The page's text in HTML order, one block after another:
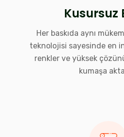
Kusursuz
Her baskıda aynı
teknolojisi sayesinde en
renkler ve yüksek
kumaşa